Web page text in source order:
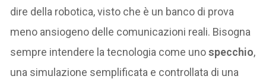
dire della robotica, visto che è un banco di prova
meno ansiogeno delle comunicazioni reali. Bisogna
sempre intendere la tecnologia come unospecchio,
una simulazione semplificata e controllata di una